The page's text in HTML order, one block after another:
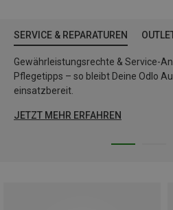
SERVICE & REPARATUREN
Gewährleistungsrechte & Service-
Pflegetipps – so bleibt Deine Odlo
einsatzbereit.
JETZT MEHR ERFAHREN